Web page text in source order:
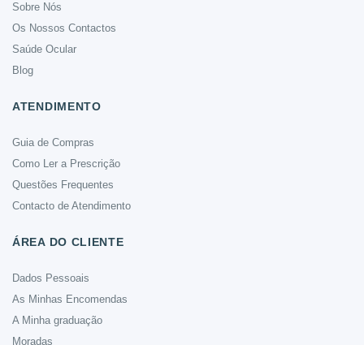
Sobre Nós
Os Nossos Contactos
Saúde Ocular
Blog
ATENDIMENTO
Guia de Compras
Como Ler a Prescrição
Questões Frequentes
Contacto de Atendimento
ÁREA DO CLIENTE
Dados Pessoais
As Minhas Encomendas
A Minha graduação
Moradas